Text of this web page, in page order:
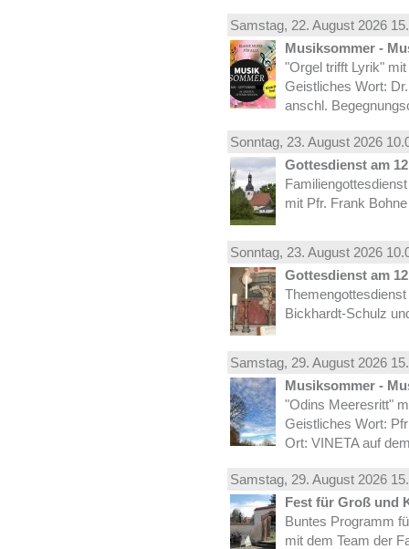
Samstag, 22. August 2026
Musiksommer -
"Orgel trifft Lyrik"
Geistliches Wort:
anschl.
Sonntag, 23. August 2026
Gottesdienst am
mit Pfr. Frank
Sonntag, 23. August 2026
Gottesdienst am
Bickhardt-Schulz
Samstag, 29. August 2026
Musiksommer -
"Odins Meeresritt"
Geistliches Wort:
Ort: VINETA auf
Samstag, 29. August 2026
Fest für Groß und
Buntes Programm
mit dem Team der